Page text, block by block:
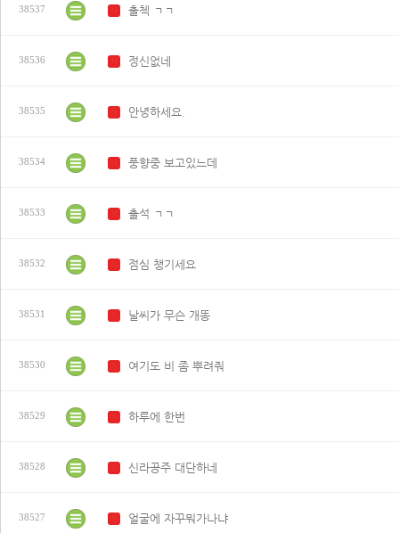
38537 출첵 ㄱㄱ
38536 정신없네
38535 안녕하세요.
38534 풍향중 보고있느데
38533 출석 ㄱㄱ
38532 점심 챙기세요
38531 날씨가 무슨 개똥
38530 여기도 비 좀 뿌려줘
38529 하루에 한번
38528 신라공주 대단하네
38527 얼굴에 자꾸뭐가나냐